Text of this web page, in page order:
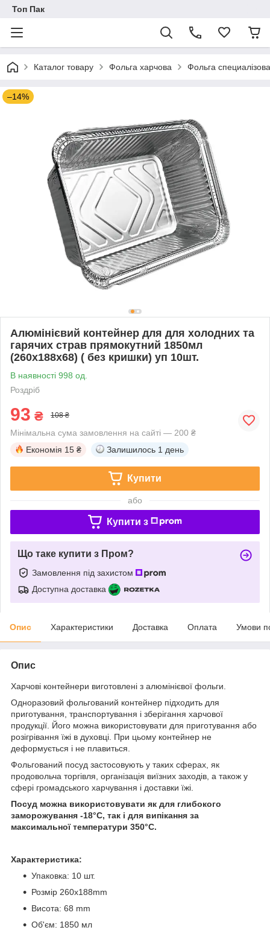
Топ Пак
Каталог товару Фольга харчова Фольга
–14%
Алюмінієвий контейнер для для холодних та
гарячих страв прямокутний 1850мл
(260х188х68) ( без кришки) уп 10шт.
В наявності 998 од.
Роздріб
93 ₴ 108 ₴
Мінімальна сума замовлення на сайті — 200 ₴
Економія 15 ₴ Залишилось 1 день
Купити
або
Купити з
Що таке купити з Пром?
Замовлення під захистом
Доступна доставка
Опис Характеристики Доставка Оплата Умови
Опис
Харчові контейнери виготовлені з алюмінієвої фольги.
Одноразовий фольгований контейнер підходить для
приготування, транспортування і зберігання харчової
продукції. Його можна використовувати для приготування або
розігрівання їжі в духовці. При цьому контейнер не
деформується і не плавиться.
Фольгований посуд застосовують у таких сферах, як
продовольча торгівля, організація виїзних заходів, а також у
сфері громадського харчування і доставки їжі.
Посуд можна використовувати як для глибокого
заморожування -18°С, так і для випікання за
максимальної температури 350°С.
Характеристика:
Упаковка: 10 шт.
Розмір 260х188mm
Висота: 68 mm
Об'єм: 1850 мл